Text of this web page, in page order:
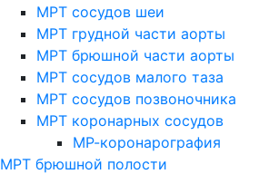
МРТ сосудов шеи
МРТ грудной части аорты
МРТ брюшной части аорты
МРТ сосудов малого таза
МРТ сосудов позвоночника
МРТ коронарных сосудов
МР-коронарография
МРТ брюшной полости